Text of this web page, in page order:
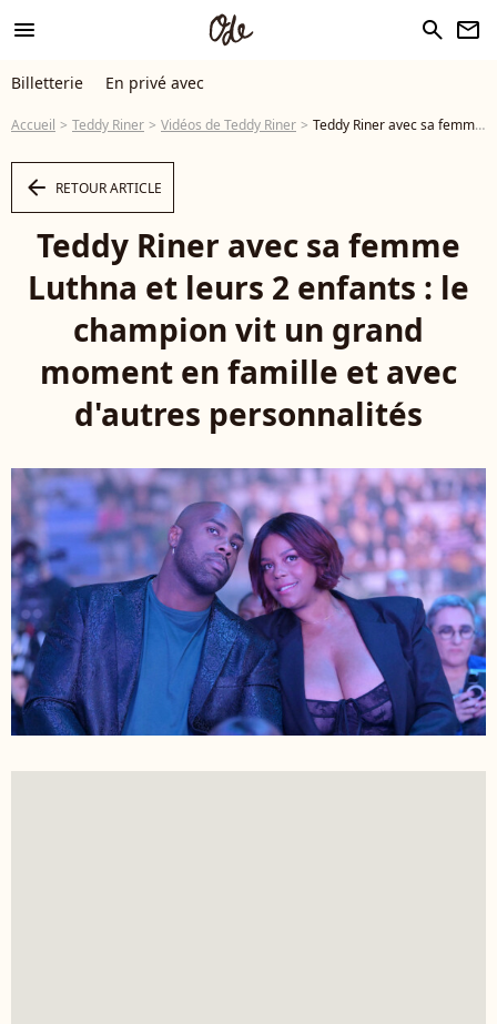
menu search newsletter
Billetterie En privé avec
Accueil Teddy Riner Vidéos de Teddy Riner Teddy Riner avec sa femme Luthna et leurs 2 enfants : le champion vit un grand moment en famille et avec d'autres personnalités - Vidéo
arrow_left RETOUR ARTICLE
Teddy Riner avec sa femme
Luthna et leurs 2 enfants : le
champion vit un grand
moment en famille et avec
d'autres personnalités